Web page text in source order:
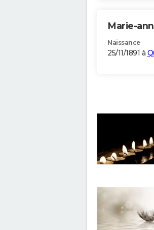
Marie-
Naissance
25/11/1891 à